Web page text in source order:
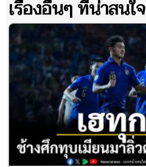
เรื่องอื่นๆ ที่น่าสนใจ